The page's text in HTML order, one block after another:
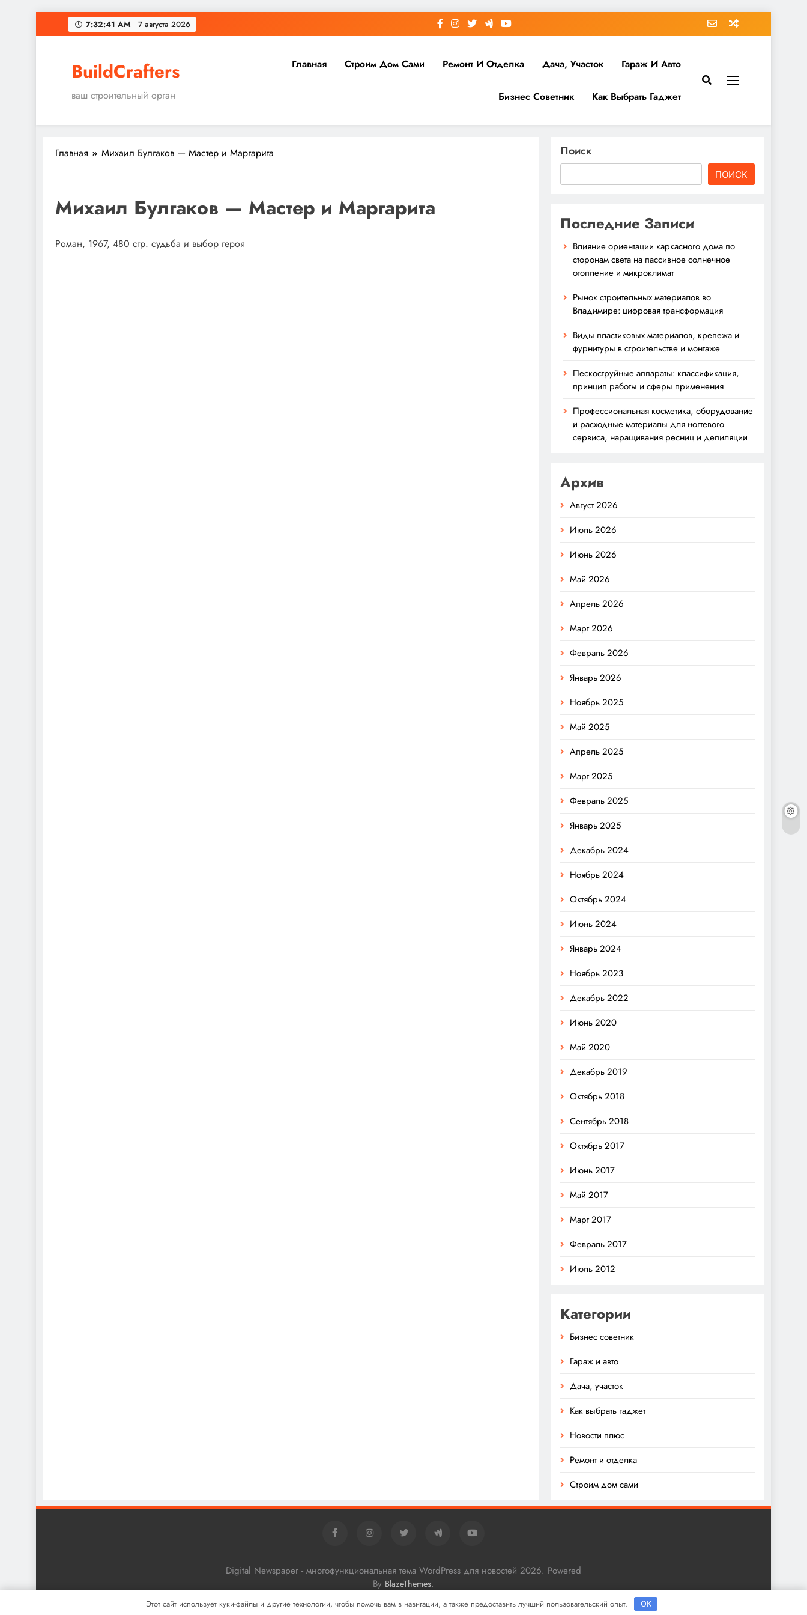
Перейти
к
7:32:41 AM 7 августа 2026
BuildCrafters
ваш строительный орган
Главная Строим Дом Сами Ремонт И Отделка Дача, Участок Гараж И Авто
Бизнес Советник Как Выбрать Гаджет
Главная Михаил Булгаков — Мастер и Маргарита
Михаил Булгаков — Мастер и Маргарита
Роман, 1967, 480 стр. судьба и выбор героя
Поиск
ПОИСК
Последние Записи
Влияние ориентации каркасного дома по
сторонам света на пассивное солнечное
отопление и микроклимат
Рынок строительных материалов во
Владимире: цифровая трансформация
Виды пластиковых материалов, крепежа и
фурнитуры в строительстве и монтаже
Пескоструйные аппараты: классификация,
принцип работы и сферы применения
Профессиональная косметика, оборудование
и расходные материалы для ногтевого
сервиса, наращивания ресниц и депиляции
Архив
Август 2026
Июль 2026
Июнь 2026
Май 2026
Апрель 2026
Март 2026
Февраль 2026
Январь 2026
Ноябрь 2025
Май 2025
Апрель 2025
Март 2025
Февраль 2025
Январь 2025
Декабрь 2024
Ноябрь 2024
Октябрь 2024
Июнь 2024
Январь 2024
Ноябрь 2023
Декабрь 2022
Июнь 2020
Май 2020
Декабрь 2019
Октябрь 2018
Сентябрь 2018
Октябрь 2017
Июнь 2017
Май 2017
Март 2017
Февраль 2017
Июль 2012
Категории
Бизнес советник
Гараж и авто
Дача, участок
Как выбрать гаджет
Новости плюс
Ремонт и отделка
Строим дом сами
Digital Newspaper - многофункциональная тема WordPress для новостей 2026. Powered
By BlazeThemes.
Этот сайт использует куки-файлы и другие технологии, чтобы помочь вам в навигации, а также предоставить лучший пользовательский опыт. OK